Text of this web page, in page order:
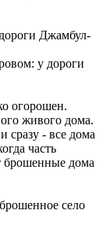
у дороги
огорошен.
живого дома.
сразу - все дома
часть
брошенные дома